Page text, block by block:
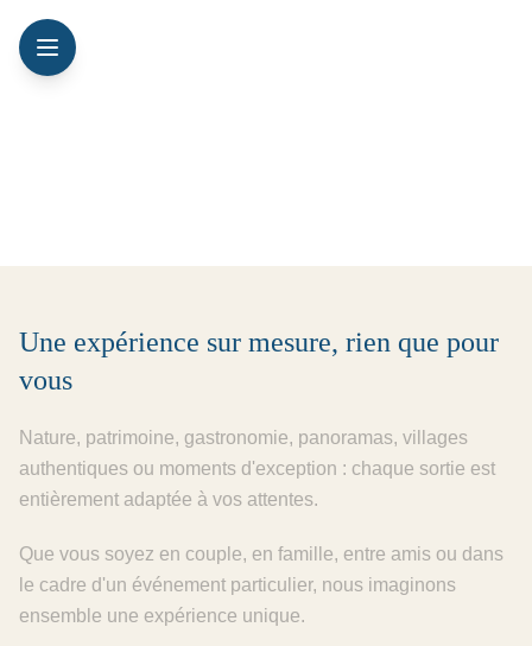
Une expérience sur mesure, rien que pour
vous
Nature, patrimoine, gastronomie, panoramas, villages
authentiques ou moments d'exception : chaque sortie est
entièrement adaptée à vos attentes.
Que vous soyez en couple, en famille, entre amis ou dans
le cadre d'un événement particulier, nous imaginons
ensemble une expérience unique.